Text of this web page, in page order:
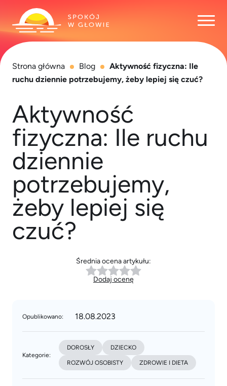
Strona główna Blog
Aktywność fizyczna: Ile
ruchu dziennie potrzebujemy, żeby lepiej się czuć?
Aktywność
fizyczna: Ile ruchu
dziennie
potrzebujemy,
żeby lepiej się
czuć?
Średnia ocena artykułu:
Dodaj ocenę
Opublikowano: 18.08.2023
Kategorie:
DOROSŁY DZIECKO
ROZWÓJ OSOBISTY ZDROWIE I DIETA